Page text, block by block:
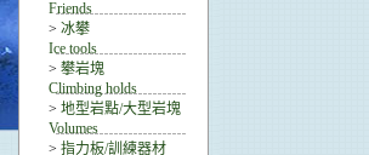
Friends
> 冰攀
Ice tools
> 攀岩塊
Climbing holds
> 地型岩點/大型岩塊
Volumes
> 指力板/訓練器材